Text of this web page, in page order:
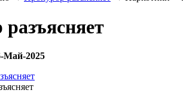
Май-2025